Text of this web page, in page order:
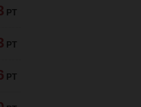
PT
PT
PT